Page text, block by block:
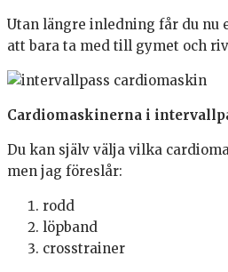
Utan längre inledning får du nu
att bara ta med till gymet och
Cardiomaskinerna i
Du kan själv välja vilka
men jag föreslår:
rodd
löpband
crosstrainer